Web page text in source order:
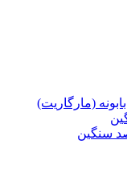
(مارگاریت)